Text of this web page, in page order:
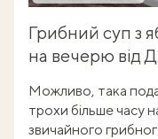
Грибний суп з
на вечерю від
Можливо, така
трохи більше часу
звичайного